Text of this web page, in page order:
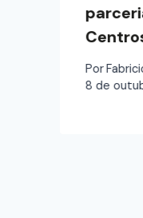
Por
8 de